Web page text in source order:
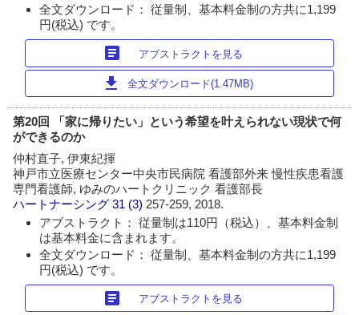
全文ダウンロード： 従量制、基本料金制の方共に1,199
円(税込) です。
article アブストラクトを見る
download 全文ダウンロード(1.47MB)
第20回 「家に帰りたい」という希望を叶えられない現状で何
ができるのか
仲村直子, 伊東紀揮
神戸市立医療センター中央市民病院 看護部外来 慢性疾患看護
専門看護師, ゆみのハートクリニック 看護部長
ハートナーシング 31 (3) 257-259, 2018.
アブストラクト： 従量制は110円（税込）、基本料金制
は基本料金に含まれます。
全文ダウンロード： 従量制、基本料金制の方共に1,199
円(税込) です。
article アブストラクトを見る